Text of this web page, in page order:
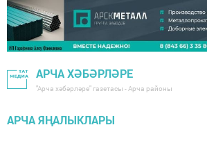
АРЧА ХӘБӘРЛӘРЕ
"Арча хәбәрләре" газетасы - Арча районы
АРЧА ЯҢАЛЫКЛАРЫ